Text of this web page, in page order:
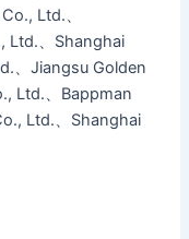
Ltd.、
Ltd.、Shanghai
、Jiangsu Golden
Ltd.、Bappman
Ltd.、Shanghai